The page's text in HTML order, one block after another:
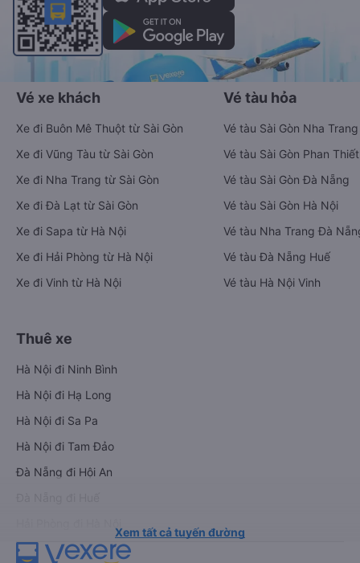
Vé xe khách
Xe đi Buôn Mê Thuột từ Sài Gòn
Xe đi Vũng Tàu từ Sài Gòn
Xe đi Nha Trang từ Sài Gòn
Xe đi Đà Lạt từ Sài Gòn
Xe đi Sapa từ Hà Nội
Xe đi Hải Phòng từ Hà Nội
Xe đi Vinh từ Hà Nội
Vé tàu hỏa
Vé tàu Sài Gòn Nha Trang
Vé tàu Sài Gòn Phan Thiết
Vé tàu Sài Gòn Đà Nẵng
Vé tàu Sài Gòn Hà Nội
Vé tàu Nha Trang Đà
Vé tàu Đà Nẵng Huế
Vé tàu Hà Nội Vinh
Thuê xe
Hà Nội đi Ninh Bình
Hà Nội đi Hạ Long
Hà Nội đi Sa Pa
Hà Nội đi Tam Đảo
Đà Nẵng đi Hội An
Xem tất cả tuyến đường